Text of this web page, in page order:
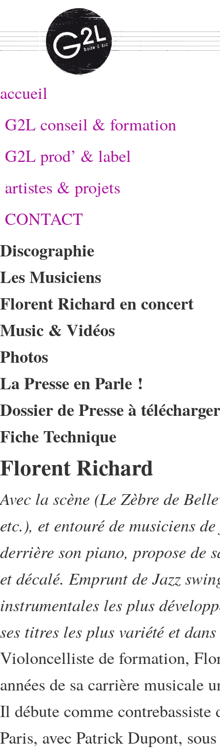
accueil
G2L conseil & formation
G2L prod’ & label
artistes & projets
CONTACT
Discographie
Les Musiciens
Florent Richard en concert
Music & Vidéos
Photos
La Presse en Parle !
Dossier de Presse à télécharger
Fiche Technique
Florent Richard
Avec la scène (Le Zèbre de
etc.), et entouré de musiciens
derrière son piano, propose de
et décalé. Emprunt de Jazz
instrumentales les plus
ses titres les plus variété et
Violoncelliste de formation,
années de sa carrière musicale
Il débute comme
Paris, avec Patrick Dupont,